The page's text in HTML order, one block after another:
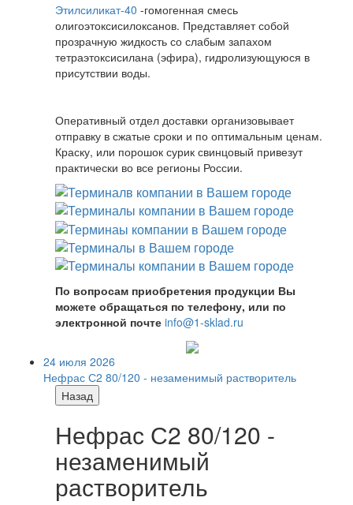
Этилсиликат-40 -гомогенная смесь
олигоэтоксисилоксанов. Представляет собой
прозрачную жидкость со слабым запахом
тетраэтоксисилана (эфира), гидролизующуюся в
присутствии воды.
Оперативный отдел доставки организовывает
отправку в сжатые сроки и по оптимальным ценам.
Краску, или порошок сурик свинцовый привезут
практически во все регионы России.
По вопросам приобретения продукции Вы
можете обращаться по телефону, или по
электронной почте info@1-sklad.ru
24 июля 2026
Нефрас С2 80/120 - незаменимый растворитель
Назад
Нефрас С2 80/120 -
незаменимый
растворитель